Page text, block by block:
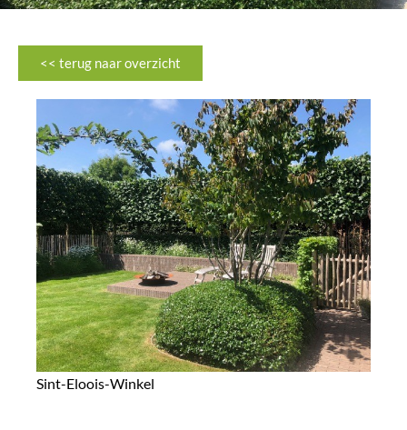
<< terug naar overzicht
Sint-Eloois-Winkel